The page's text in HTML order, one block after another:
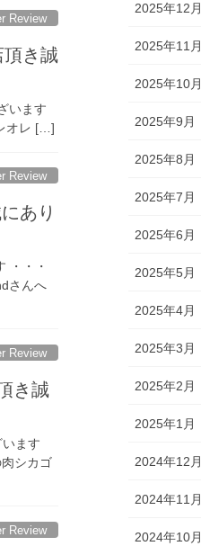
Review
き誠
います
オレ […]
Review
あり
・・・
さんへ
Review
き誠
ます
シカゴ
Review
2025年12月
2025年11月
2025年10月
2025年9月
2025年8月
2025年7月
2025年6月
2025年5月
2025年4月
2025年3月
2025年2月
2025年1月
2024年12月
2024年11月
2024年10月